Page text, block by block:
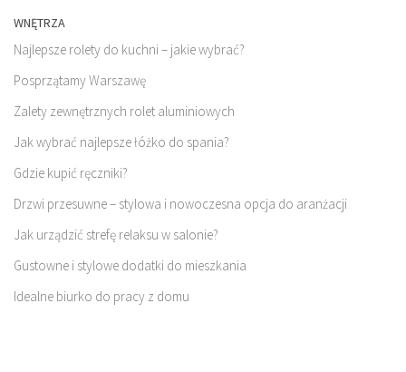
WNĘTRZA
Najlepsze rolety do kuchni – jakie wybrać?
Posprzątamy Warszawę
Zalety zewnętrznych rolet aluminiowych
Jak wybrać najlepsze łóżko do spania?
Gdzie kupić ręczniki?
Drzwi przesuwne – stylowa i nowoczesna opcja do aranżacji
Jak urządzić strefę relaksu w salonie?
Gustowne i stylowe dodatki do mieszkania
Idealne biurko do pracy z domu